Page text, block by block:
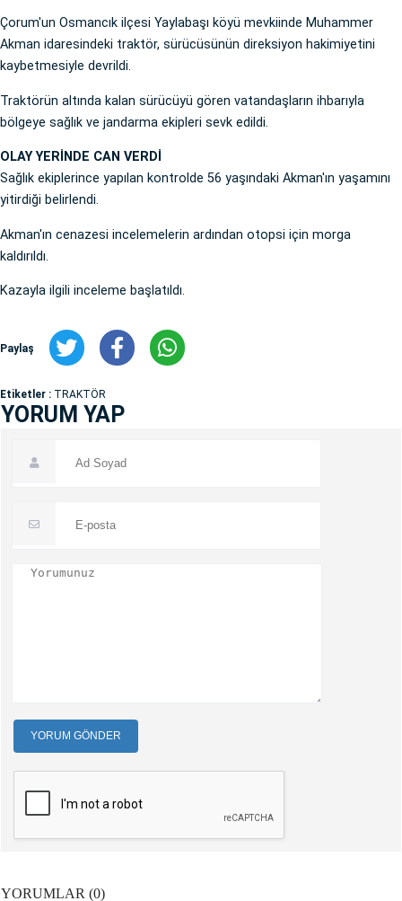
Çorum'un Osmancık ilçesi Yaylabaşı köyü mevkiinde Muhammer
Akman idaresindeki traktör, sürücüsünün direksiyon hakimiyetini
kaybetmesiyle devrildi.
Traktörün altında kalan sürücüyü gören vatandaşların ihbarıyla
bölgeye sağlık ve jandarma ekipleri sevk edildi.
OLAY YERİNDE CAN VERDİ
Sağlık ekiplerince yapılan kontrolde 56 yaşındaki Akman'ın yaşamını
yitirdiği belirlendi.
Akman'ın cenazesi incelemelerin ardından otopsi için morga
kaldırıldı.
Kazayla ilgili inceleme başlatıldı.
Paylaş
Etiketler : TRAKTÖR
YORUM YAP
YORUM GÖNDER
YORUMLAR (0)